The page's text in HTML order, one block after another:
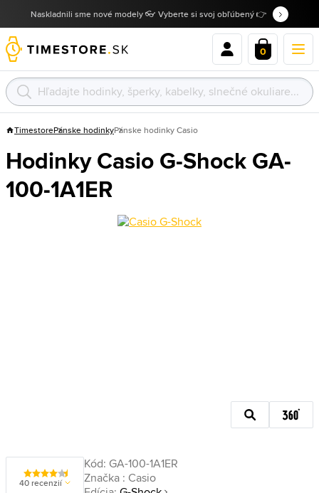
Naskladnili sme nové modely 👓 Vyberte si svoj obľúbený 👉
0
TimestorePánske hodinkyPánske hodinky Casio
Hodinky Casio G-Shock GA-
100-1A1ER
40 recenzií
Kód: GA-100-1A1ER
Značka : Casio